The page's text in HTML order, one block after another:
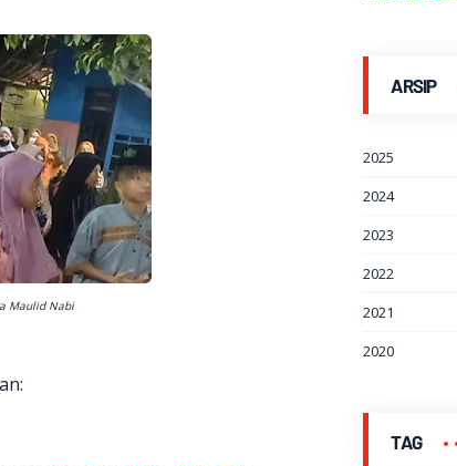
Maulid Nabi
ARSIP
2025
2024
2023
2022
2021
2020
TAG